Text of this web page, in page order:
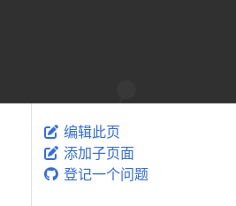
编辑此页
添加子页面
登记一个问题